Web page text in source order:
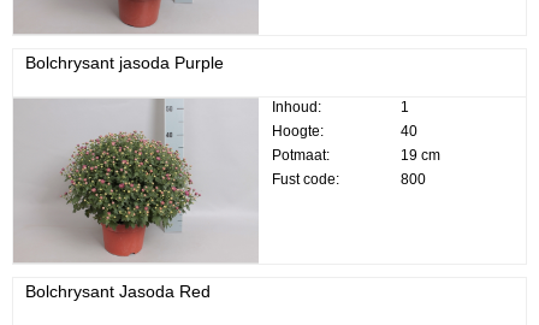
Bolchrysant jasoda Purple
Inhoud:
1
Hoogte:
40
Potmaat:
19 cm
Fust code:
800
Bolchrysant Jasoda Red